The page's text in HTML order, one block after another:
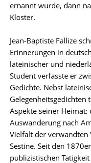
ernannt wurde, dann
Kloster.
Jean-Baptiste Fallize
Erinnerungen in
lateinischer und
Student verfasste er
Gedichte. Nebst
Gelegenheitsgedichten
Aspekte seiner
Auswanderung nach
Vielfalt der verwandten
Sestine. Seit den
publizistischen